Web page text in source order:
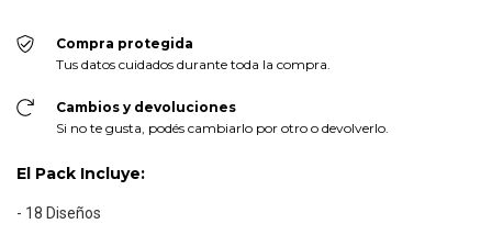
Compra protegida
Tus datos cuidados durante toda la compra.
Cambios y devoluciones
Si no te gusta, podés cambiarlo por otro o devolverlo.
El Pack Incluye:
- 18 Diseños